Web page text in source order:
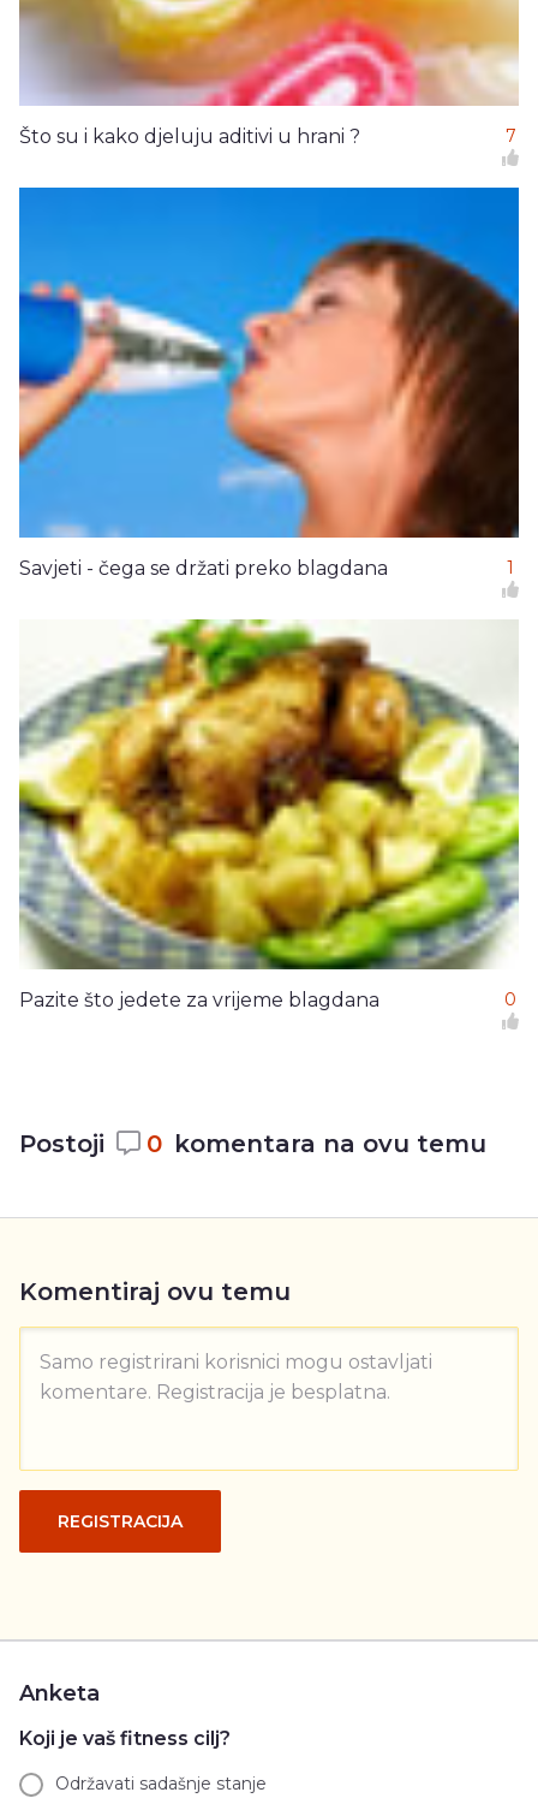
Što su i kako djeluju aditivi u hrani ? 7
Savjeti - čega se držati preko blagdana 1
Pazite što jedete za vrijeme blagdana 0
Postoji 0 komentara na ovu temu
Komentiraj ovu temu
Samo registrirani korisnici mogu ostavljati
komentare. Registracija je besplatna.
REGISTRACIJA
Anketa
Koji je vaš fitness cilj?
Održavati sadašnje stanje